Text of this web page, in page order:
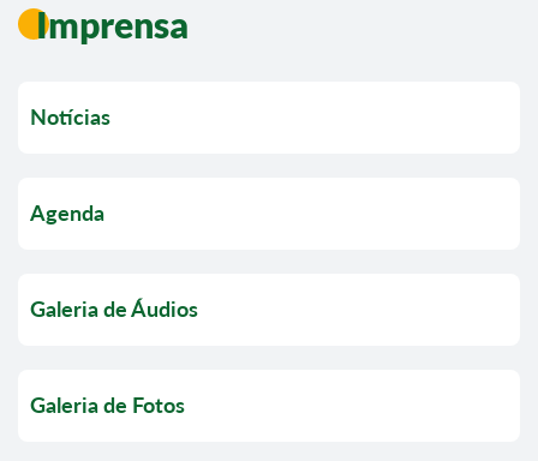
Imprensa
Notícias
Agenda
Galeria de Áudios
Galeria de Fotos